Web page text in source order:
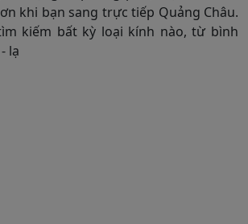
khi bạn sang trực tiếp Quảng Châu.
kiếm bất kỳ loại kính nào, từ bình
lạ